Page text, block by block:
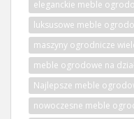
eleganckie meble
luksusowe meble
maszyny ogrodnicze
meble ogrodowe na
Najlepsze meble
nowoczesne meble